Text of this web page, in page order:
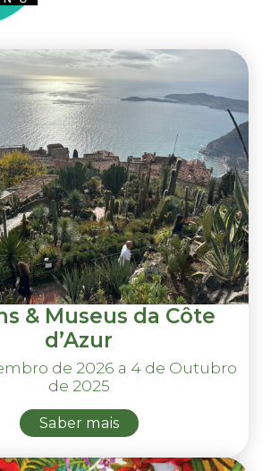
& Museus da Côte
d’Azur
de 2026 a 4 de Outubro
de 2025
Saber mais